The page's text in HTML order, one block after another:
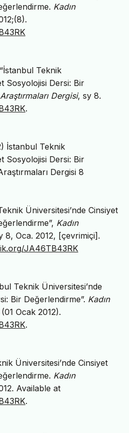
Kadın
Teknik
Sosyolojisi Dersi: Bir
Dergisi, sy 8.
.
İstanbul Teknik
Sosyolojisi Dersi: Bir
Dergisi 8
Üniversitesi’nde Cinsiyet
Kadın
8, Oca. 2012, [çevrimiçi].
JA46TB43RK
Teknik Üniversitesi’nde
Bir Değerlendirme”. Kadın
Ocak 2012).
.
Üniversitesi’nde Cinsiyet
Kadın
Available at
.